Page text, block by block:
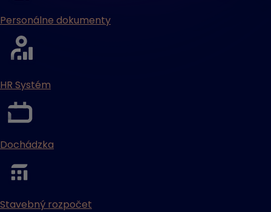
Personálne dokumenty
HR Systém
Dochádzka
Stavebný rozpočet